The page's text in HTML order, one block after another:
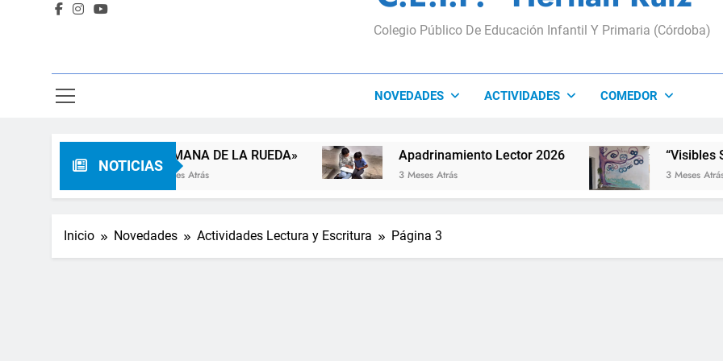
Colegio Público De Educación Infantil Y Primaria (Córdoba)
NOVEDADES ACTIVIDADES COMEDOR
NOTICIAS
«SEMANA DE LA RUEDA»
3 Meses Atrás
Apadrinamiento Lector 2026
3 Meses Atrás
“Visibles Sí”
3 Meses Atrás
Inicio Novedades Actividades Lectura y Escritura Página 3